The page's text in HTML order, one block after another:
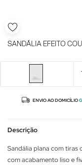
SANDÁLIA EFEITO
ENVIO AO DOMICÍLIO
Descrição
Sandália plana com tiras
com acabamento liso e